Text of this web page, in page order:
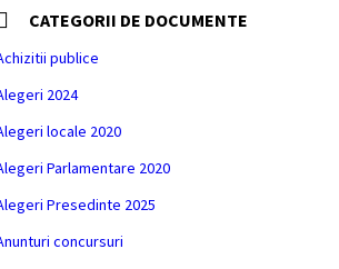
CATEGORII DE DOCUMENTE
publice
2024
locale 2020
Parlamentare 2020
Presedinte 2025
concursuri